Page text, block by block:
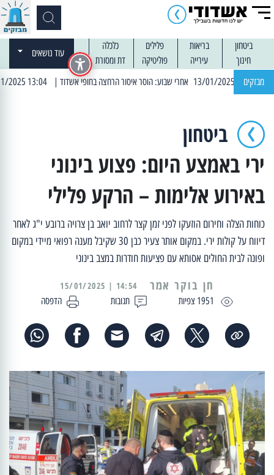
ביטחון בריאות פלילים
כלכלה
חינוך
עירייה פוליטיקה דת ומסורת
עוד נושאים
מבזקים | 13:04 14/01/2025 עובדים בלילות: עבודות קרצוף וריבוד אספלט
ביטחון
ירי באמצע היום: פצוע בינוני
באירוע אלימות – הרקע פלילי
כוחות הצלה וחירום הוזעקו לפני זמן קצר לרחוב יואב בן צרויה ברובע י"ג לאחר
דיווח על קולות ירי. במקום אותר צעיר כבן 30 שקיבל מענה רפואי מיידי במקום
ופונה לבית החולים אסותא עם פציעות חודרות במצב בינוני
1951 צפיות תגובות הדפסה
14:54 | 15/01/2025